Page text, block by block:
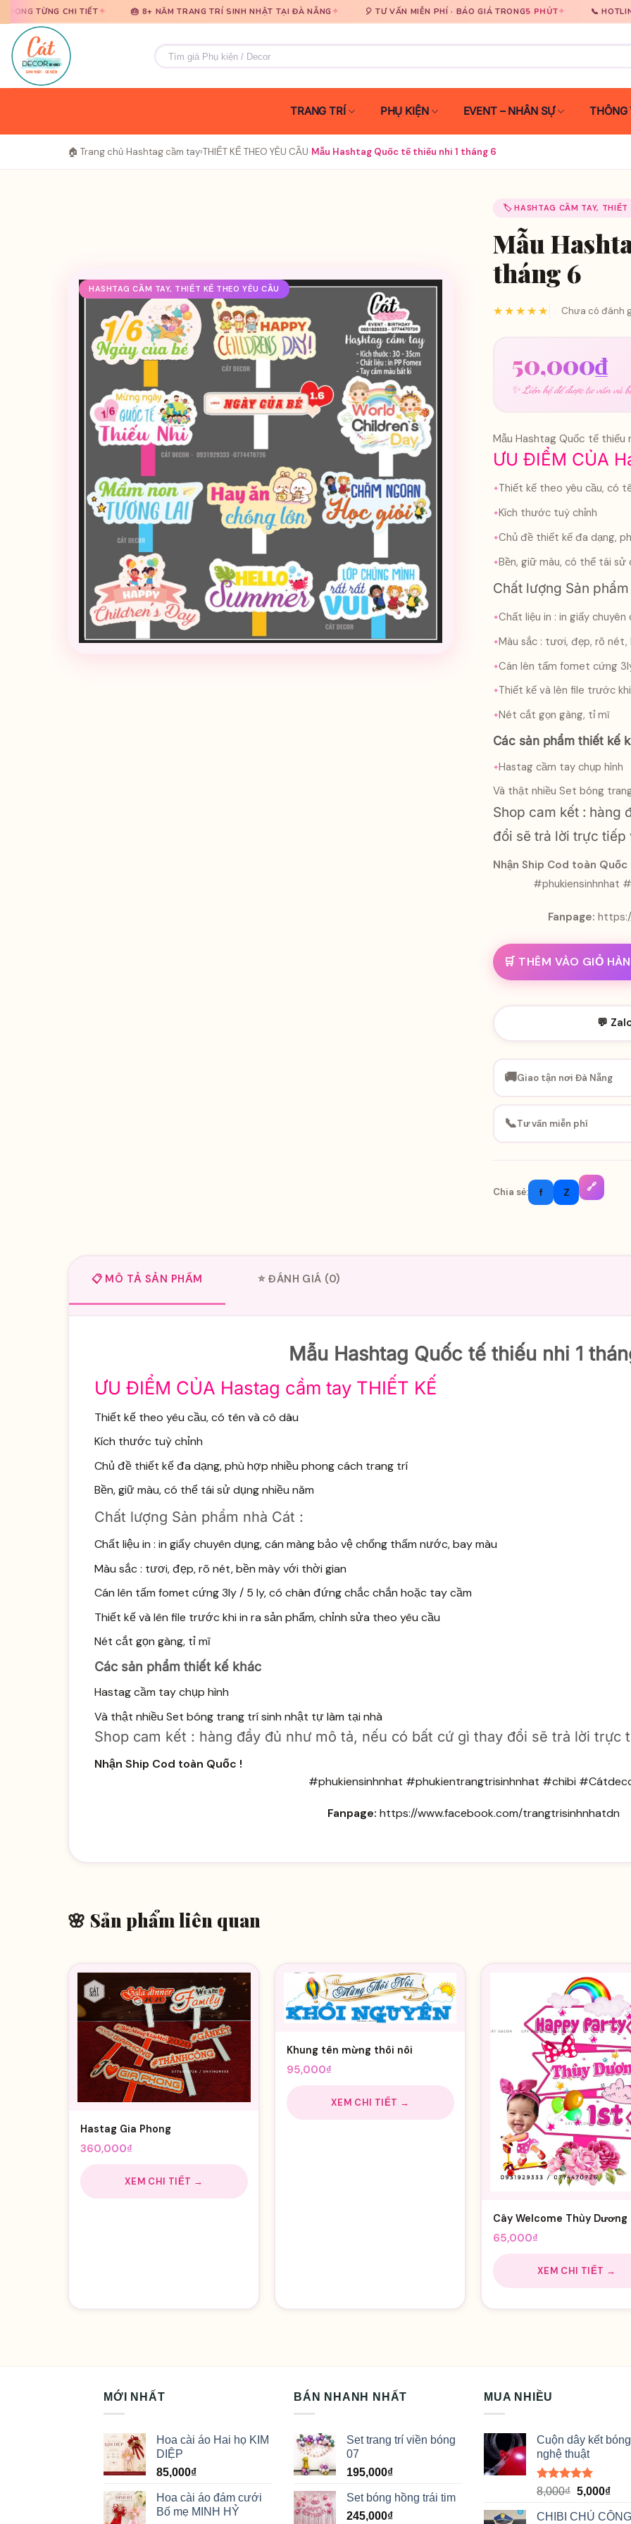
qua
nội
dung
qua
nội
dung
TIẾT✦ 🎂 8+ NĂM TRANG TRÍ SINH NHẬT TẠI ĐÀ NẴNG✦ 🎈 TƯ VẤN MIỄN PHÍ · BÁO GIÁ TRONG5 PHÚT✦ 📞 HOTLINE 0931 929
Tìm
kiếm:
TRANG TRÍ PHỤ KIỆN EVENT – NHÂN SỰ THÔNG
🏠 Trang chủ Hashtag cầm tay›THIẾT KẾ THEO YÊU CẦU Mẫu Hashtag Quốc tế thiếu nhi 1 tháng 6
HASHTAG CẦM TAY, THIẾT KẾ THEO YÊU CẦU
🏷️ HASHTAG CẦM TAY, THIẾT
Mẫu
tháng 6
★★★★★ Chưa có đánh
50,000₫
✨ Liên hệ để được tư vấn và
Mẫu Hashtag Quốc tế thiếu
ƯU ĐIỂM CỦA
Thiết kế theo yêu cầu, có
Kích thước tuỳ chỉnh
Chủ đề thiết kế đa dạng,
Bền, giữ màu, có thể tái sử
Chất lượng Sản
Chất liệu in : in giấy
Màu sắc : tươi, đẹp, rõ
Cán lên tấm fomet cứng
Thiết kế và lên file trước
Nét cắt gọn gàng, tỉ mĩ
Các sản phẩm thiết kế
Hastag cầm tay chụp hình
Và thật nhiều Set bóng
Shop cam kết : hàng
đổi sẽ trả lời trực tiếp
Nhận Ship Cod toàn Quốc
#phukiensinhnhat
Fanpage:
🛒 THÊM VÀO GIỎ
💬
🚚Giao tận nơi Đà Nẵng
📞Tư vấn miễn phí
Chia sẻ: f Z 🔗
📋 MÔ TẢ SẢN PHẨM ⭐ ĐÁNH GIÁ (0)
Mẫu Hashtag Quốc tế thiếu nhi 1
ƯU ĐIỂM CỦA Hastag cầm tay THIẾT KẾ
Thiết kế theo yêu cầu, có tên và cô dâu
Kích thước tuỳ chỉnh
Chủ đề thiết kế đa dạng, phù hợp nhiều phong cách trang trí
Bền, giữ màu, có thể tái sử dụng nhiều năm
Chất lượng Sản phẩm nhà Cát :
Chất liệu in : in giấy chuyên dụng, cán màng bảo vệ chống thấm nước, bay màu
Màu sắc : tươi, đẹp, rõ nét, bền mày với thời gian
Cán lên tấm fomet cứng 3ly / 5 ly, có chân đứng chắc chắn hoặc tay cầm
Thiết kế và lên file trước khi in ra sản phẩm, chỉnh sửa theo yêu cầu
Nét cắt gọn gàng, tỉ mĩ
Các sản phẩm thiết kế khác
Hastag cầm tay chụp hình
Và thật nhiều Set bóng trang trí sinh nhật tự làm tại nhà
Shop cam kết : hàng đầy đủ như mô tả, nếu có bất cứ gì thay đổi sẽ trả lời trực
Nhận Ship Cod toàn Quốc !
#phukiensinhnhat #phukientrangtrisinhnhat #chibi
Fanpage: https://www.facebook.com/trangtrisinhnhatdn
🌸 Sản phẩm liên quan
Hastag Gia Phong
360,000₫
XEM CHI TIẾT →
Khung tên mừng thôi nôi
95,000₫
XEM CHI TIẾT →
Cây Welcome Thùy Dương
65,000₫
XEM CHI TIẾT →
MỚI NHẤT
Hoa cài áo Hai họ KIM
DIỆP
85,000₫
Hoa cài áo đám cưới
Bố mẹ MINH HỶ
BÁN NHANH NHẤT
Set trang trí viền bóng
07
195,000₫
Set bóng hồng trái tim
245,000₫
MUA NHIỀU
Cuộn dây kết bóng
nghệ thuật
Được xếp
5 sao
8,000₫ Giá
là:
5,000₫Giá
tại
CHIBI CHÚ